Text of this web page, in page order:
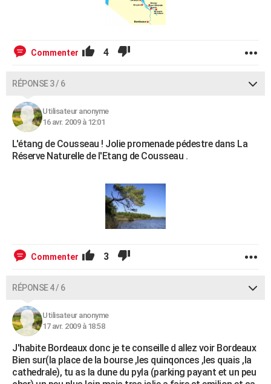
Commenter 4
RÉPONSE 3 / 6
Utilisateur anonyme
16 avr. 2009 à 12:01
L'étang de Cousseau ! Jolie promenade pédestre dans La
Réserve Naturelle de l'Etang de Cousseau .
Commenter 3
RÉPONSE 4 / 6
Utilisateur anonyme
17 avr. 2009 à 18:58
J'habite Bordeaux donc je te conseille d allez voir Bordeaux
Bien sur(la place de la bourse ,les quinqonces ,les quais ,la
cathedrale), tu as la dune du pyla (parking payant et un peu